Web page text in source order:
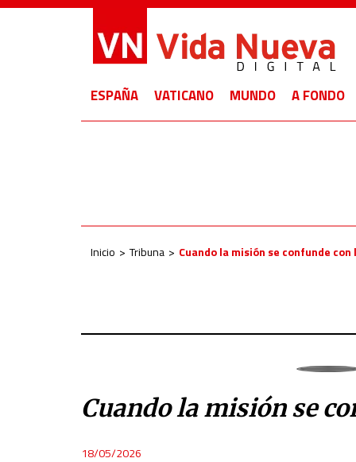
ESPAÑA VATICANO MUNDO A FONDO
Inicio Tribuna Cuando la misión se confunde
Cuando la misión se
18/05/2026